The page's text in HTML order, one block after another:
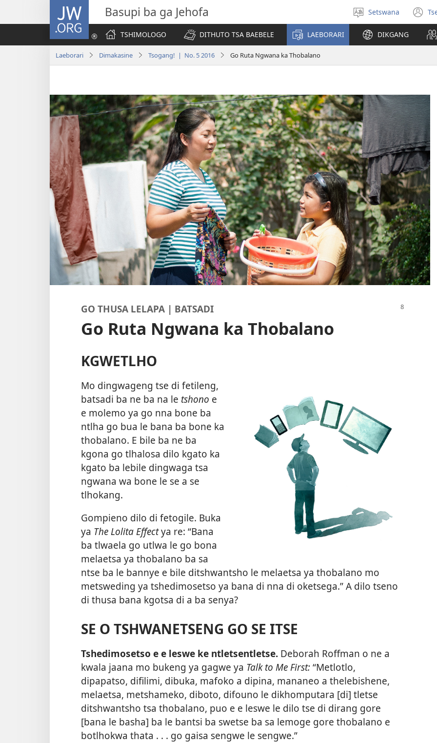
JW.ORG Basupi ba ga Jehofa
Tlhopha
puo
Setswana
(e
e
TSHIMOLOGO
DITHUTO TSA BAEBELE LAEBORARI DIKGANG
Laeborari Dimakasine Tsogang! | No. 5 2016 Go Ruta Ngwana ka Thobalano
GO THUSA LELAPA | BATSADI
Go Ruta Ngwana ka Thobalano
KGWETLHO
Mo dingwageng tse di fetileng,
batsadi ba ne ba na le tshono e
e molemo ya go nna bone ba
ntlha go bua le bana ba bone ka
thobalano. E bile ba ne ba
kgona go tlhalosa dilo kgato ka
kgato ba lebile dingwaga tsa
ngwana wa bone le se a se
tlhokang.
Gompieno dilo di fetogile. Buka
ya The Lolita Effectya re: “Bana
ba tlwaela go utlwa le go bona
melaetsa ya thobalano ba sa
ntse ba le bannye e bile ditshwantsho le melaetsa ya thobalano mo
metsweding ya tshedimosetso ya bana di nna di oketsega.” A dilo tseno
di thusa bana kgotsa di a ba senya?
SE O TSHWANETSENG GO SE ITSE
Tshedimosetso e e leswe ke ntletsentletse. Deborah Roffman o ne a
kwala jaana mo bukeng ya gagwe ya Talk to Me First:“Metlotlo,
dipapatso, difilimi, dibuka, mafoko a dipina, mananeo a thelebishene,
melaetsa, metshameko, diboto, difouno le dikhomputara [di] tletse
ditshwantsho tsa thobalano, puo e e leswe le dilo tse di dirang gore
[bana le basha] ba le bantsi ba swetse ba sa lemoge gore thobalano e
botlhokwa thata . . . go gaisa sengwe le sengwe.”